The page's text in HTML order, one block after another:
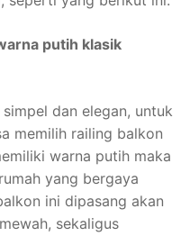
putih klasik
dan elegan, untuk
memilih railing balkon
warna putih maka
yang bergaya
ini dipasang akan
sekaligus